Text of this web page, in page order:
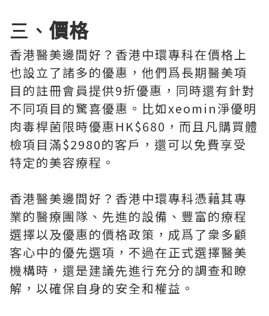
三、 價格
香港醫美邊間好？香港中環專科在價格上
也設立了諸多的優惠，他們爲長期醫美項
目的註冊會員提供9折優惠，同時還有針對
不同項目的驚喜優惠。比如xeomin淨優明
肉毒桿菌限時優惠HK$680，而且凡購買體
檢項目滿$2980的客戶，還可以免費享受
特定的美容療程。
香港醫美邊間好？香港中環專科憑藉其專
業的醫療團隊、先進的設備、豐富的療程
選擇以及優惠的價格政策，成爲了衆多顧
客心中的優先選項，不過在正式選擇醫美
機構時，還是建議先進行充分的調查和瞭
解，以確保自身的安全和權益。